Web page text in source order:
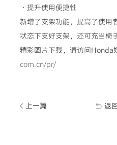
·提升使用便捷性
新增了支架功能，提高了使用
状态下支好支架，还可充当椅
精彩图片下载，请访问Honda
com.cn/pr/
上一篇 返